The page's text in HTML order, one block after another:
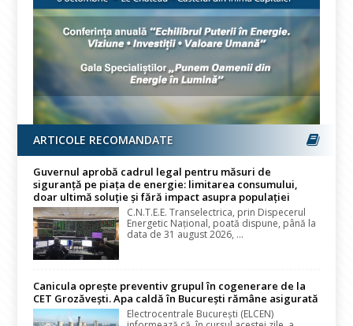
ARTICOLE RECOMANDATE
Guvernul aprobă cadrul legal pentru măsuri de
siguranță pe piața de energie: limitarea consumului,
doar ultimă soluție și fără impact asupra populației
C.N.T.E.E. Transelectrica, prin Dispecerul
Energetic Național, poată dispune, până la
data de 31 august 2026, ...
Canicula oprește preventiv grupul în cogenerare de la
CET Grozăvești. Apa caldă în București rămâne asigurată
Electrocentrale București (ELCEN)